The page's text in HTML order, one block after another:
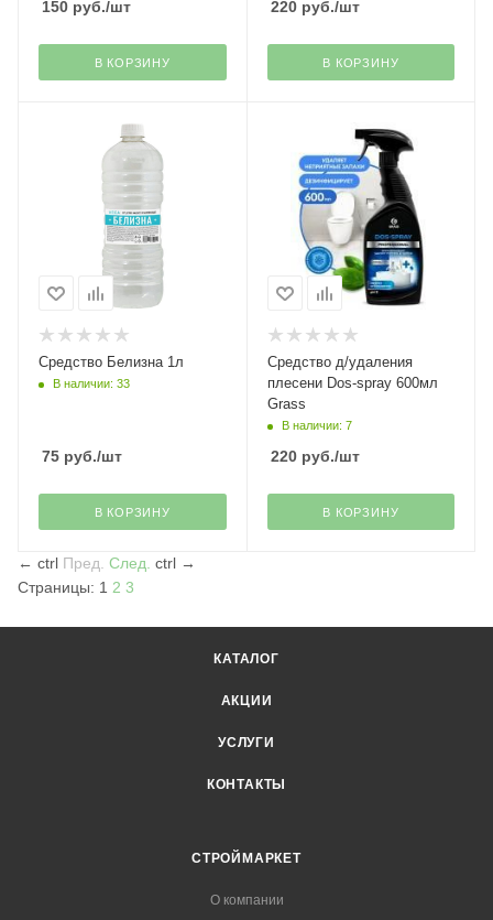
150 руб./шт
В КОРЗИНУ
220руб./шт
В КОРЗИНУ
Средство Белизна 1л
В наличии: 33
75 руб./шт
В КОРЗИНУ
Средство д/удаления
плесени Dos-spray 600мл
Grass
В наличии: 7
220руб./шт
В КОРЗИНУ
← ctrl Пред. След. ctrl →
Страницы: 1 2 3
КАТАЛОГ
АКЦИИ
УСЛУГИ
КОНТАКТЫ
СТРОЙМАРКЕТ
О компании